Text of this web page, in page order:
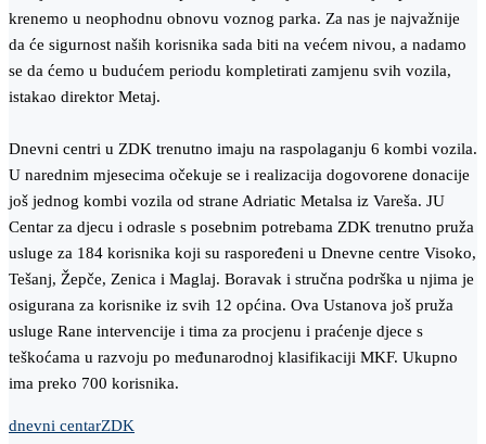
krenemo u neophodnu obnovu voznog parka. Za nas je najvažnije
da će sigurnost naših korisnika sada biti na većem nivou, a nadamo
se da ćemo u budućem periodu kompletirati zamjenu svih vozila,
istakao direktor Metaj.
Dnevni centri u ZDK trenutno imaju na raspolaganju 6 kombi vozila.
U narednim mjesecima očekuje se i realizacija dogovorene donacije
još jednog kombi vozila od strane Adriatic Metalsa iz Vareša. JU
Centar za djecu i odrasle s posebnim potrebama ZDK trenutno pruža
usluge za 184 korisnika koji su raspoređeni u Dnevne centre Visoko,
Tešanj, Žepče, Zenica i Maglaj. Boravak i stručna podrška u njima je
osigurana za korisnike iz svih 12 općina. Ova Ustanova još pruža
usluge Rane intervencije i tima za procjenu i praćenje djece s
teškoćama u razvoju po međunarodnoj klasifikaciji MKF. Ukupno
ima preko 700 korisnika.
dnevni centarZDK